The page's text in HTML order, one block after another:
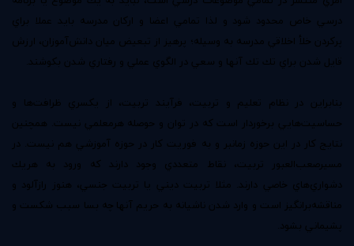
درسي خاص محدود شود و لذا تمامي اعضا و اركان مدرسه بايد عملا براي
پركردن خلأ اخلاقي مدرسه به وسيله؛ پرهيز از تبعيض ميان دانش‌آموزان، ارزش
قايل شدن براي تك تك آنها و سعي در الگوي عملي و رفتاري شدن بكوشند.
بنابراين در نظام تعليم و تربيت، فرآيند تربيت، از يكسري ظرافت‌ها و
حساسيت‌هايي برخوردار است كه در توان و حوصله هرمعلمي نيست. همچنين
نتايج كار در اين حوزه زمانبر و به فوريت كار در حوزه آموزشي هم نيست. در
مسيرصعب‌العبور تربيت، نقاط متعددي وجود دارند كه ورود به هريك
دشواري‌هاي خاصي دارند. مثلا تربيت ديني يا تربيت جنسي، هنوز رازآلود و
مناقشه‌برانگيز است و وارد شدن ناشيانه به حريم آنها چه بسا سبب شكست و
پشيماني بشود.